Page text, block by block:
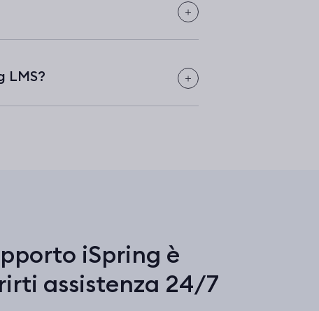
LMS?
iSpring è
assistenza 24/7